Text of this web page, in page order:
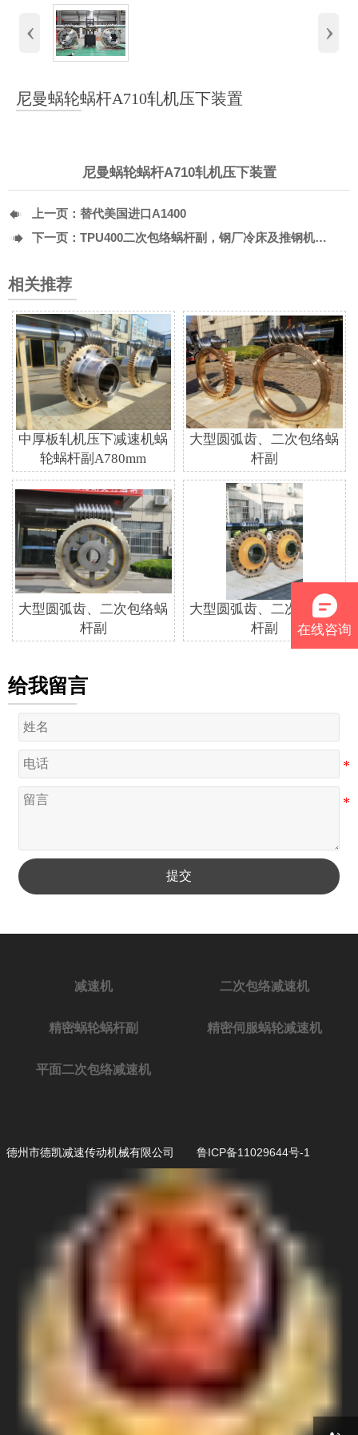
‹ ›
尼曼蜗轮蜗杆A710轧机压下装置
尼曼蜗轮蜗杆A710轧机压下装置
 上一页： 替代美国进口A1400
 下一页： TPU400二次包络蜗杆副，钢厂冷床及推钢机专用减速机
相关推荐
中厚板轧机压下减速机蜗
轮蜗杆副A780mm
大型圆弧齿、二次包络蜗
杆副
大型圆弧齿、二次包络蜗
杆副
大型圆弧齿、二次包络蜗
杆副
给我留言
提交
减速机 二次包络减速机
精密蜗轮蜗杆副 精密伺服蜗轮减速机
平面二次包络减速机
德州市德凯减速传动机械有限公司 鲁ICP备11029644号-1
在线咨询